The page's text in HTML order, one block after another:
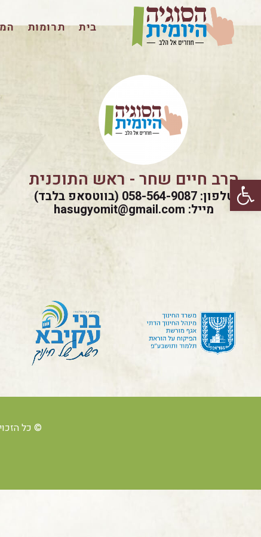
פתח סרגל נגישות
בית תרומות
הרב חיים שחר - ראש התוכנית
טלפון: 058-564-9087 (בווטסאפ בלבד)
מייל: hasugyomit@gmail.com
© כל